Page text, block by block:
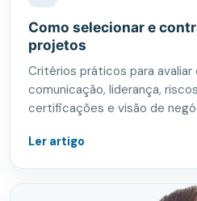
Como selecionar e
projetos
Critérios práticos para avaliar
comunicação, liderança,
certificações e visão de
Ler artigo